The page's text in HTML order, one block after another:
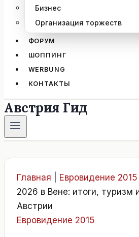
Бизнес
Организация торжеств
ФОРУМ
ШОППИНГ
WERBUNG
КОНТАКТЫ
Австрия Гид
Главная Евровидение 2015
2026 в Вене: итоги, туризм
Австрии
Евровидение 2015